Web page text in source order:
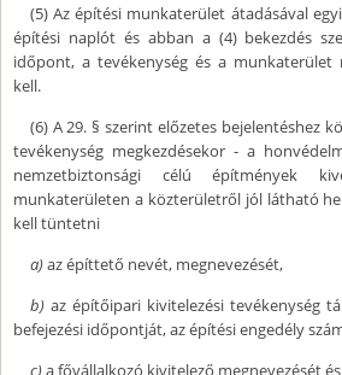
(5) Az építési munkaterület átadásával
építési naplót és abban a (4) bekezdés
időpont, a tevékenység és a munkaterület
kell.
(6) A 29. § szerint előzetes bejelentéshez
tevékenység megkezdésekor - a
nemzetbiztonsági célú építmények
munkaterületen a közterületről jól látható
kell tüntetni
a)az építtető nevét, megnevezését,
b) az építőipari kivitelezési tevékenység
befejezési időpontját, az építési engedély
c)a fővállalkozó kivitelező megnevezését